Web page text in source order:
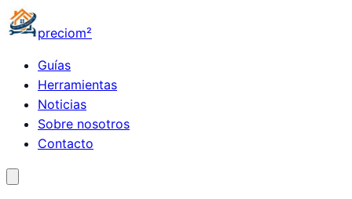
preciom²
Guías
Herramientas
Noticias
Sobre nosotros
Contacto